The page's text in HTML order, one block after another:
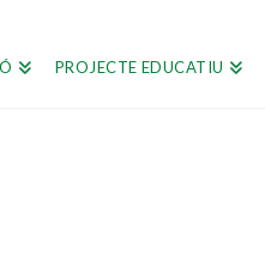
PROJECTE EDUCATIU